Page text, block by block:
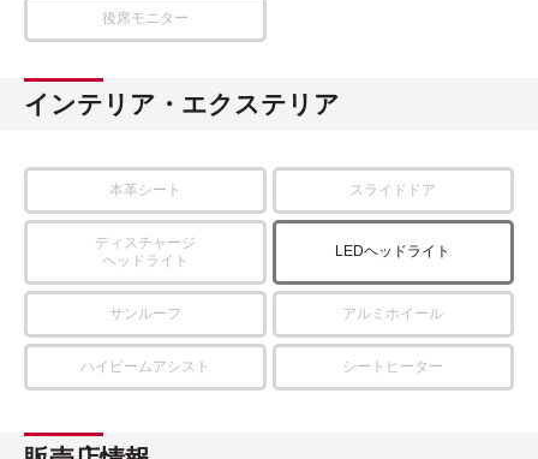
後席モニター
インテリア・エクステリア
本革シート スライドドア
ディスチャージ
ヘッドライト
LEDヘッドライト
サンルーフ アルミホイール
ハイビームアシスト シートヒーター